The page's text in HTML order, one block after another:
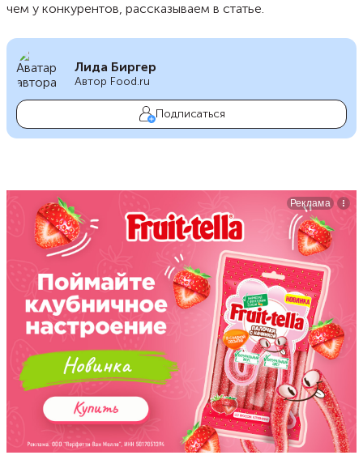
чем у конкурентов, рассказываем в статье.
Лида Биргер
Автор Food.ru
Подписаться